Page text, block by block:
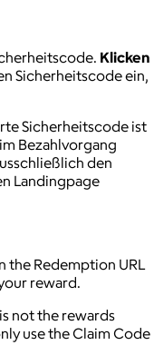
Klicken
Sicherheitscode ein,
Sicherheitscode ist
Bezahlvorgang
den
Landingpage
the Redemption URL
reward.
not the rewards
use the Claim Code